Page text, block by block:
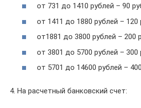
от 731 до 1410 рублей – 90
от 1411 до 1880 рублей – 120
от1881 до 3800 рублей – 200
от 3801 до 5700 рублей – 300
от 5701 до 14600 рублей –
4. На расчетный банковский счет: